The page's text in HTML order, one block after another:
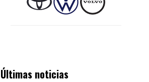
Últimas noticias